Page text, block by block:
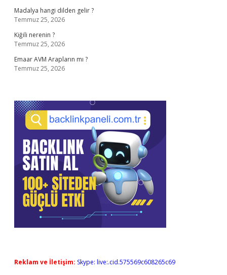
Madalya hangi dilden gelir ?
Temmuz 25, 2026
Kiğili nerenin ?
Temmuz 25, 2026
Emaar AVM Arapların mı ?
Temmuz 25, 2026
Reklam ve İletişim: Skype: live:.cid.575569c608265c69